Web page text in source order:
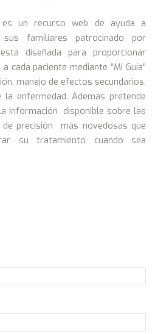
es un recurso web de ayuda a
familiares patrocinado por
diseñada para proporcionar
cada paciente mediante “Mi Guía”
manejo de efectos secundarios,
enfermedad. Además pretende
información disponible sobre las
de precisión más novedosas que
su tratamiento cuando sea